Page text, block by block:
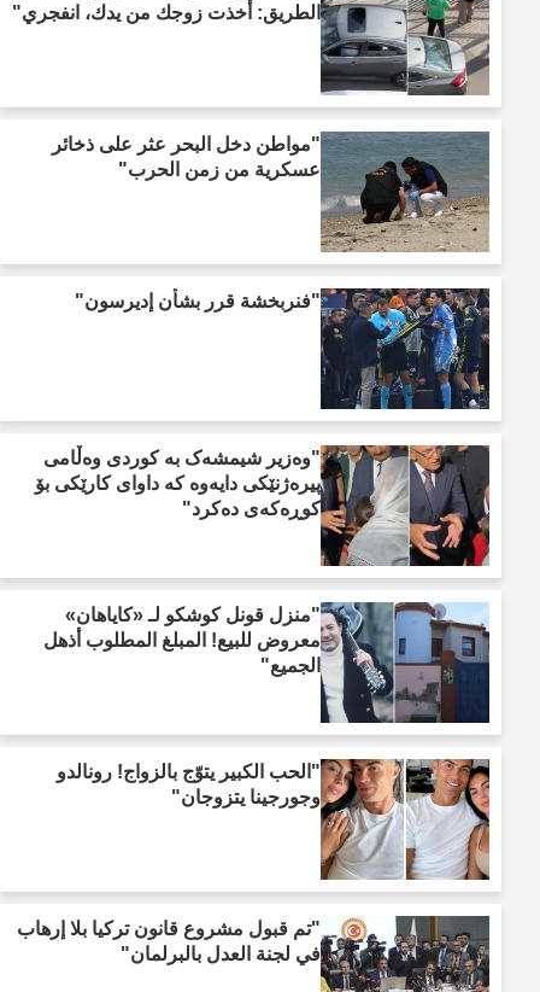
الطريق: أخذت زوجك من يدك، انفجري"
"مواطن دخل البحر عثر على ذخائر
عسكرية من زمن الحرب"
"فنربخشة قرر بشأن إديرسون"
"وەزیر شیمشەک بە کوردی وەڵامی
پیرەژنێکی دایەوە کە داوای کارێکی بۆ
کوڕەکەی دەکرد"
"منزل قونل كوشكو لـ «كاياهان»
معروض للبيع! المبلغ المطلوب أذهل
الجميع"
"الحب الكبير يتوّج بالزواج! رونالدو
وجورجينا يتزوجان"
"تم قبول مشروع قانون تركيا بلا إرهاب
في لجنة العدل بالبرلمان"